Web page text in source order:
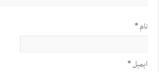
نام*
ایمیل*